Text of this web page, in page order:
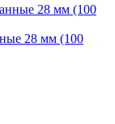
28 мм (100